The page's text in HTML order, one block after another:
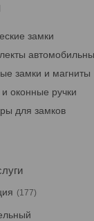
замки
замки и магниты
оконные ручки
для замков
177